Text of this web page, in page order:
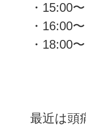
・15:00〜
・16:00〜
・18:00〜
最近は頭